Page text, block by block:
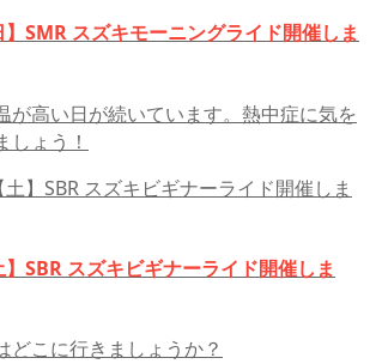
SMR スズキモーニングライド開催しま
が高い日が続いています。熱中症に気を
しょう！
SBR スズキビギナーライド開催しま
どこに行きましょうか？